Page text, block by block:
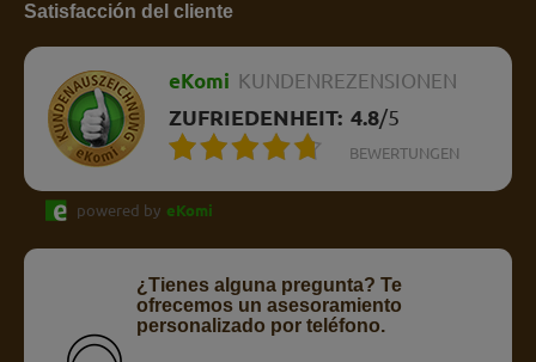
Satisfacción del cliente
eKomi KUNDENREZENSIONEN
ZUFRIEDENHEIT: 4.8/5
BEWERTUNGEN
powered by eKomi
¿Tienes alguna pregunta? Te
ofrecemos un asesoramiento
personalizado por teléfono.